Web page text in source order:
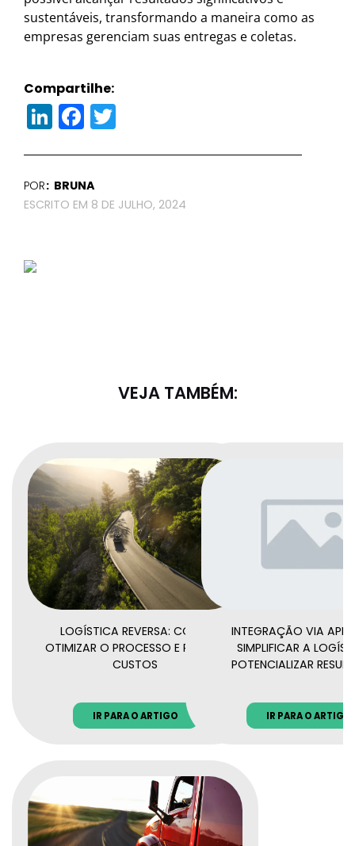
sustentáveis, transformando a maneira como as
empresas gerenciam suas entregas e coletas.
LinkedIn
Facebook
Compartilhe:
POR BRUNA
8 DE JULHO, 2024
VEJA TAMBÉM:
LOGÍSTICA REVERSA: COMO
OTIMIZAR O PROCESSO E REDUZIR
CUSTOS
IR PARA O ARTIGO
INTEGRAÇÃO VIA API:
SIMPLIFICAR A
POTENCIALIZAR
IR PARA O ARTIGO